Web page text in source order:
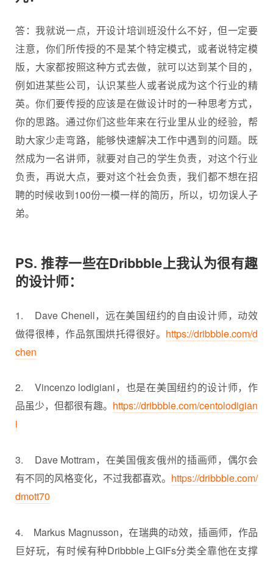
答：我就说一点，开设计培训班没什么不好，但一定要
注意，你们所传授的不是某个特定模式，或者说特定模
版，大家都按照这种方式去做，就可以达到某个目的，
例如进某些公司，认识某些人或者说成为这个行业的精
英。你们要传授的应该是在做设计时的一种思考方式，
你的思路。通过你们这些年来在行业里从业的经验，帮
助大家少走弯路，能够快速解决工作中遇到的问题。既
然成为一名讲师，就要对自己的学生负责，对这个行业
负责，再说大点，要对这个社会负责，我们都不想在招
聘的时候收到100份一模一样的简历，所以，切勿误人子
弟。
PS. 推荐一些在Dribbble上我认为很有趣
的设计师：
1. Dave Chenell，远在美国纽约的自由设计师，动效
做得很棒，作品氛围烘托得很好。 https://dribbble.com/d
chen
2. Vincenzo lodigiani，也是在美国纽约的设计师，作
品虽少，但都很有趣。 https://dribbble.com/centolodigian
i
3. Dave Mottram，在美国俄亥俄州的插画师，偶尔会
有不同的风格变化，不过我都喜欢。 https://dribbble.com/
dmott70
4. Markus Magnusson，在瑞典的动效，插画师，作品
巨好玩，有时候有种Dribbble上GIFs分类全靠他在支撑